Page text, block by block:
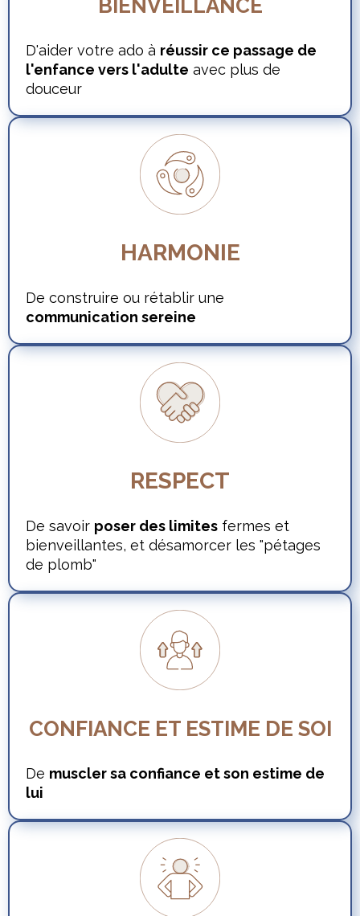
BIENVEILLANCE
D'aider votre ado à réussir ce passage de
l'enfance vers l'adulte avec plus de
douceur
HARMONIE
De construire ou rétablir une
communication sereine
RESPECT
De savoir poser des limites fermes et
bienveillantes, et désamorcer les "pétages
de plomb"
CONFIANCE ET ESTIME DE SOI
De muscler sa confiance et son estime de
lui